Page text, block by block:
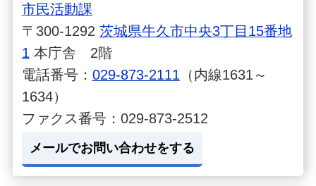
市民活動課
〒300-1292 茨城県牛久市中央3丁目15番地
1 本庁舎 2階
電話番号： 029-873-2111 （内線1631～
1634）
ファクス番号：029-873-2512
メールでお問い合わせをする